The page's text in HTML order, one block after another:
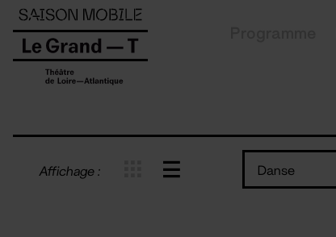
Affichage : Danse
Panneau de gestion des cookies